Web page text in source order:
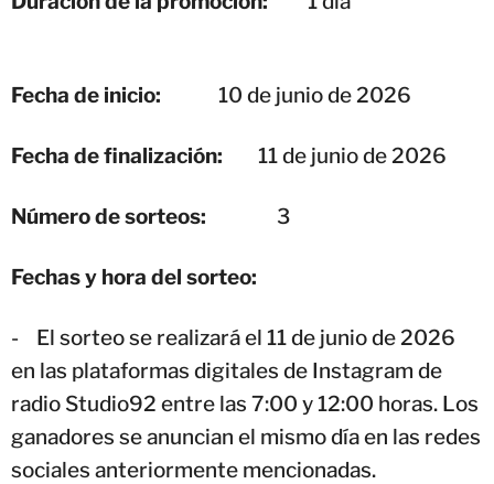
Fecha de inicio: 10 de junio de 2026
Fecha de finalización: 11 de junio de 2026
Número de sorteos: 3
Fechas y hora del sorteo:
- El sorteo se realizará el 11 de junio de 2026
en las plataformas digitales de Instagram de
radio Studio92 entre las 7:00 y 12:00 horas. Los
ganadores se anuncian el mismo día en las redes
sociales anteriormente mencionadas.